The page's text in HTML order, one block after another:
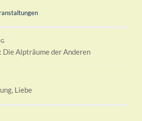
Alpträume der Anderen
Liebe